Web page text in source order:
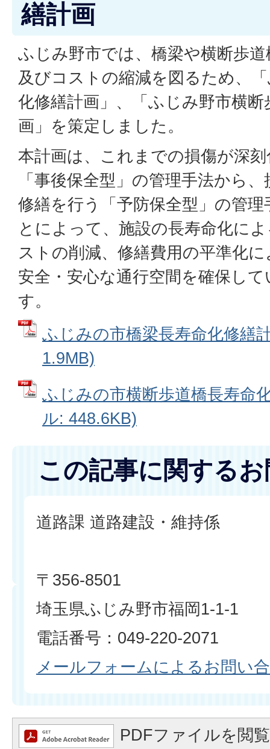
繕計画
ふじみ野市では、橋梁や横断歩
及びコストの縮減を図るため、
化修繕計画」、「ふじみ野市横
画」を策定しました。
本計画は、これまでの損傷が深
「事後保全型」の管理手法から
修繕を行う「予防保全型」の管
とによって、施設の長寿命化に
ストの削減、修繕費用の平準化
安全・安心な通行空間を確保し
す。
ふじみの市橋梁長寿命化修繕
1.9MB)
ふじみの市横断歩道橋長寿命
ル: 448.6KB)
この記事に関する
道路課 道路建設・維持係
〒356-8501
埼玉県ふじみ野市福岡1-1-1
電話番号：049-220-2071
メールフォームによるお問い
PDFファイルを閲